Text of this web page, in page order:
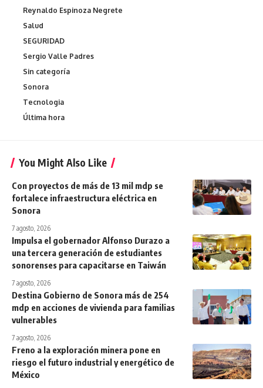
Reynaldo Espinoza Negrete
Salud
SEGURIDAD
Sergio Valle Padres
Sin categoría
Sonora
Tecnologia
Última hora
You Might Also Like
Con proyectos de más de 13 mil mdp se
fortalece infraestructura eléctrica en
Sonora
7 agosto, 2026
Impulsa el gobernador Alfonso Durazo a
una tercera generación de estudiantes
sonorenses para capacitarse en Taiwán
7 agosto, 2026
Destina Gobierno de Sonora más de 254
mdp en acciones de vivienda para familias
vulnerables
7 agosto, 2026
Freno a la exploración minera pone en
riesgo el futuro industrial y energético de
México